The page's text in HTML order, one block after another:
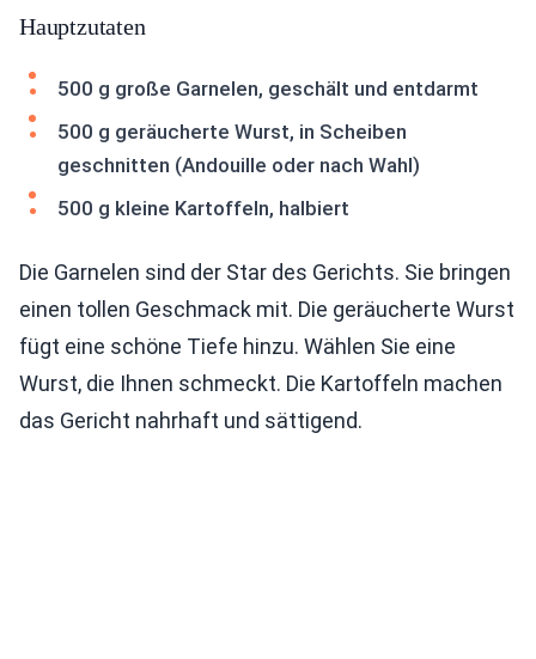
Hauptzutaten
500 g große Garnelen, geschält und entdarmt
500 g geräucherte Wurst, in Scheiben
geschnitten (Andouille oder nach Wahl)
500 g kleine Kartoffeln, halbiert
Die Garnelen sind der Star des Gerichts. Sie bringen
einen tollen Geschmack mit. Die geräucherte Wurst
fügt eine schöne Tiefe hinzu. Wählen Sie eine
Wurst, die Ihnen schmeckt. Die Kartoffeln machen
das Gericht nahrhaft und sättigend.